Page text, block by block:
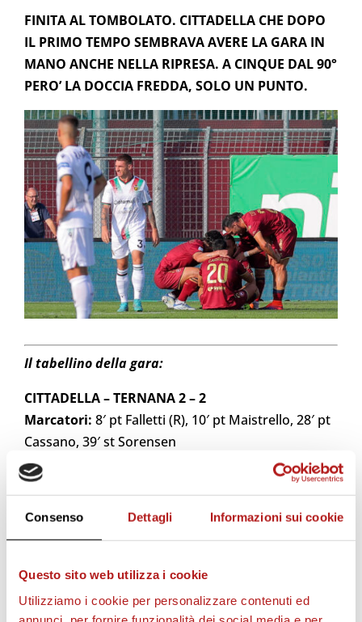
Consenso Dettagli Informazioni sui cookie
Questo sito web utilizza i cookie
Utilizziamo i cookie per personalizzare contenuti ed
FINITA AL TOMBOLATO. CITTADELLA CHE DOPO
IL PRIMO TEMPO SEMBRAVA AVERE LA GARA IN
MANO ANCHE NELLA RIPRESA. A CINQUE DAL 90°
PERO’ LA DOCCIA FREDDA, SOLO UN PUNTO.
Il tabellino della gara:
CITTADELLA – TERNANA 2 – 2
Marcatori: 8′ pt Falletti (R), 10′ pt Maistrello, 28′ pt
Cassano, 39′ st Sorensen
CITTADELLA
Kastrati; Salvi, Pavan, Angeli, Carissoni; Carriero
(34′ st Mastrantonio), Branca (C) (28′ st Danzi), Vita;
Cassano (18′ st Amatucci); Pittarello (18′ st
PANCHINA
Saggionetto, Rizza, Sanogo, Baldini.